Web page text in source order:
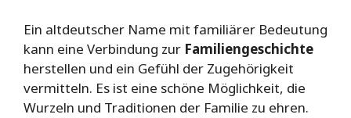
Ein altdeutscher Name mit familiärer Bedeutung
kann eine Verbindung zur Familiengeschichte
herstellen und ein Gefühl der Zugehörigkeit
vermitteln. Es ist eine schöne Möglichkeit, die
Wurzeln und Traditionen der Familie zu ehren.